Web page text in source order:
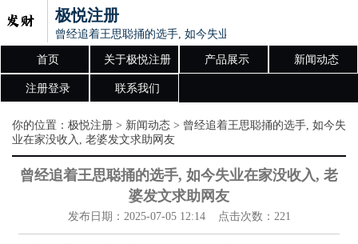
极悦注册
曾经追着王思聪捅的选手, 如今失业在家没收入, 老婆发文求
首页 关于极悦注册 产品展示 新闻动态
注册登录 联系我们
你的位置： 极悦注册 > 新闻动态 > 曾经追着王思聪捅的选手, 如今失
业在家没收入, 老婆发文求助网友
曾经追着王思聪捅的选手, 如今失业在家没收入, 老
婆发文求助网友
发布日期：2025-07-05 12:14 点击次数：221